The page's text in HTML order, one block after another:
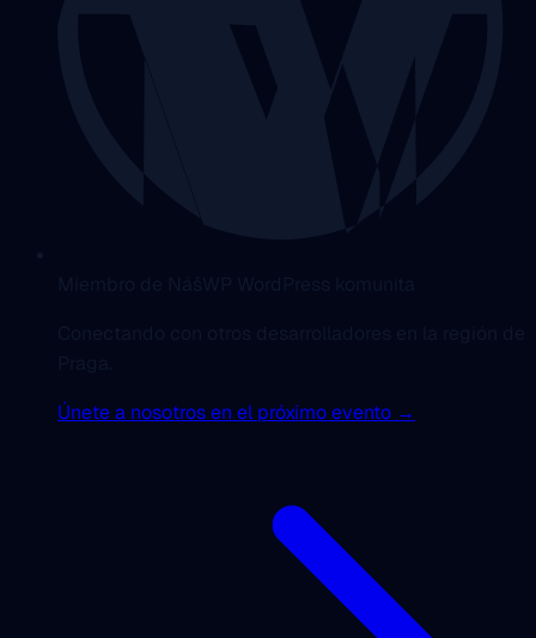
Únete a nosotros en el próximo evento →